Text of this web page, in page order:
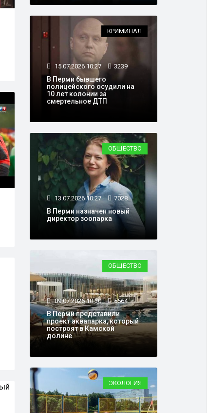
КРИМИНАЛ
15.07.2026 10:27 3239
В Перми бывшего
полицейского осудили на
10 лет колонии за
смертельное ДТП
ОБЩЕСТВО
13.07.2026 10:27 7028
В Перми назначен новый
директор зоопарка
ОБЩЕСТВО
09.07.2026 10:30 5564
В Перми представили
проект аквапарка, который
построят в Камской
долине
ЭКОЛОГИЯ